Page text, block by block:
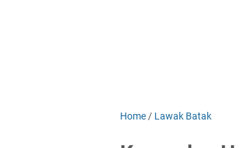
Home / Lawak Batak